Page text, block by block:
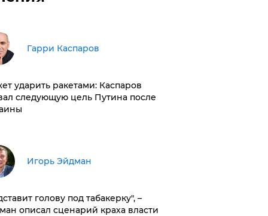
Гарри Каспаров
ударить ракетами: Каспаров
следующую цель Путина после
Игорь Эйдман
голову под табакерку", –
описал сценарий краха власти